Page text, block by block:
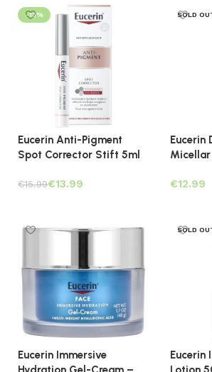
-13%
Eucerin Anti-Pigment
Spot Corrector Stift 5ml
€15.99€13.99
SOLD
Eucerin
Micellar
€
Eucerin Immersive
SOLD
Eucerin